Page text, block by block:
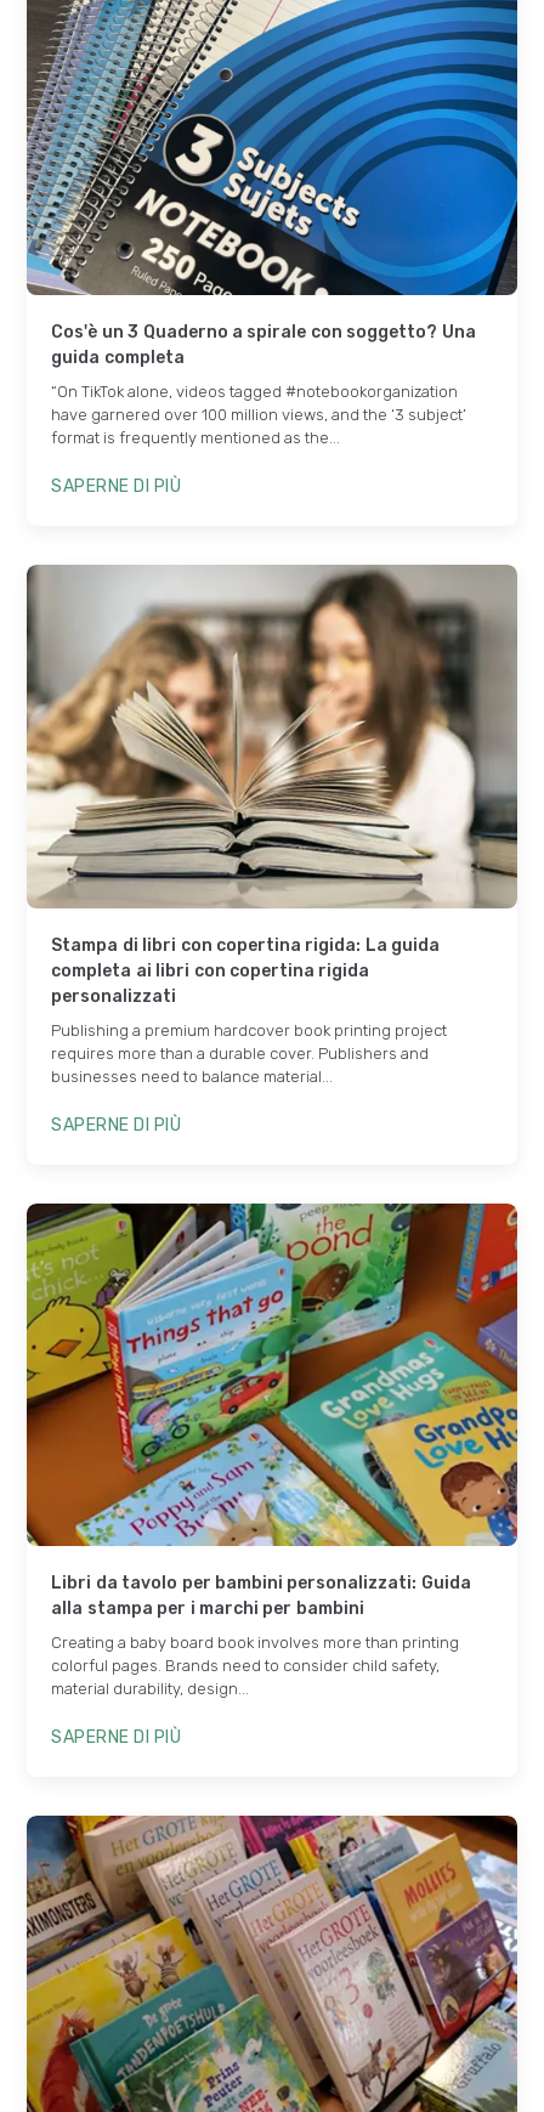
Cos'è un 3 Quaderno a spirale con soggetto? Una
guida completa
“On TikTok alone,videos tagged #notebookorganization
have garnered over 100 million views,and the ‘3 subject’
format is frequently mentioned as the...
SAPERNE DI PIÙ
Stampa di libri con copertina rigida: La guida
completa ai libri con copertina rigida
personalizzati
Publishing a premium hardcover book printing project
requires more than a durable cover. Publishers and
businesses need to balance material..
SAPERNE DI PIÙ
Libri da tavolo per bambini personalizzati: Guida
alla stampa per i marchi per bambini
Creating a baby board book involves more than printing
colorful pages Brands need to consider child safety,
material durability, design..
SAPERNE DI PIÙ